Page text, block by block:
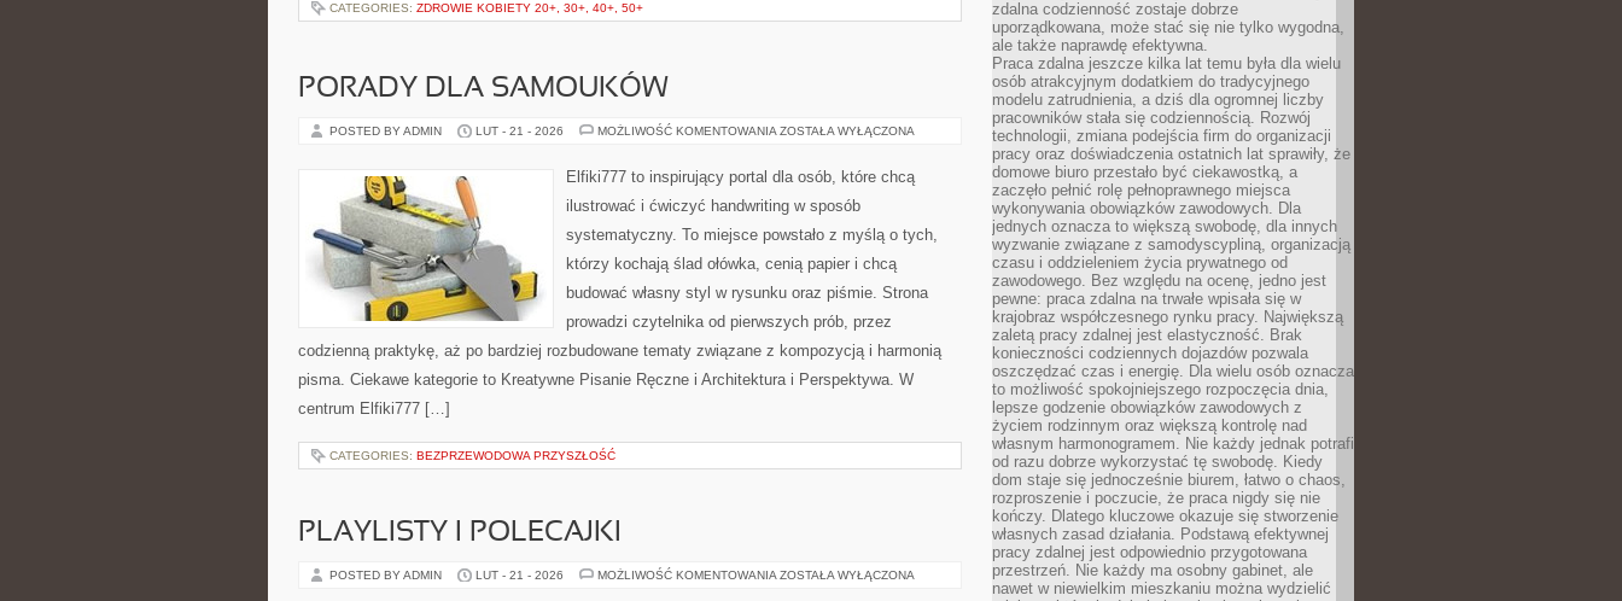
CATEGORIES: ZDROWIE KOBIETY 20+, 30+, 40+, 50+
PORADY DLA SAMOUKÓW
POSTED BY ADMIN LUT - 21 - 2026 MOŻLIWOŚĆ KOMENTOWANIA PORADY
ZOSTAŁA WYŁĄCZONA
Elfiki777 to inspirujący portal dla osób, które chcą
ilustrować i ćwiczyć handwriting w sposób
systematyczny. To miejsce powstało z myślą o tych,
którzy kochają ślad ołówka, cenią papier i chcą
budować własny styl w rysunku oraz piśmie. Strona
prowadzi czytelnika od pierwszych prób, przez
codzienną praktykę, aż po bardziej rozbudowane tematy związane z kompozycją i harmonią
pisma. Ciekawe kategorie to Kreatywne Pisanie Ręczne i Architektura i Perspektywa. W
centrum Elfiki777 […]
CATEGORIES: BEZPRZEWODOWA PRZYSZŁOŚĆ
PLAYLISTY I POLECAJKI
POSTED BY ADMIN LUT - 21 - 2026 MOŻLIWOŚĆ KOMENTOWANIA PLAYLISTY
ZOSTAŁA WYŁĄCZONA
zdalna codzienność zostaje dobrze
uporządkowana, może stać się nie tylko wygodna,
ale także naprawdę efektywna.
Praca zdalna jeszcze kilka lat temu była dla wielu
osób atrakcyjnym dodatkiem do tradycyjnego
modelu zatrudnienia, a dziś dla ogromnej liczby
pracowników stała się codziennością. Rozwój
technologii, zmiana podejścia firm do organizacji
pracy oraz doświadczenia ostatnich lat sprawiły, że
domowe biuro przestało być ciekawostką, a
zaczęło pełnić rolę pełnoprawnego miejsca
wykonywania obowiązków zawodowych. Dla
jednych oznacza to większą swobodę, dla innych
wyzwanie związane z samodyscypliną, organizacją
czasu i oddzieleniem życia prywatnego od
zawodowego. Bez względu na ocenę, jedno jest
pewne: praca zdalna na trwałe wpisała się w
krajobraz współczesnego rynku pracy. Największą
zaletą pracy zdalnej jest elastyczność. Brak
konieczności codziennych dojazdów pozwala
oszczędzać czas i energię. Dla wielu osób oznacza
to możliwość spokojniejszego rozpoczęcia dnia,
lepsze godzenie obowiązków zawodowych z
życiem rodzinnym oraz większą kontrolę nad
własnym harmonogramem. Nie każdy jednak potrafi
od razu dobrze wykorzystać tę swobodę. Kiedy
dom staje się jednocześnie biurem, łatwo o chaos,
rozproszenie i poczucie, że praca nigdy się nie
kończy. Dlatego kluczowe okazuje się stworzenie
własnych zasad działania. Podstawą efektywnej
pracy zdalnej jest odpowiednio przygotowana
przestrzeń. Nie każdy ma osobny gabinet, ale
nawet w niewielkim mieszkaniu można wydzielić